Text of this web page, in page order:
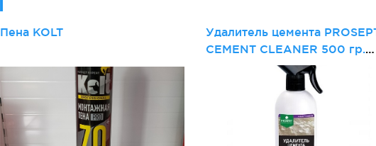
Пена KOLT
Удалитель цемента
CEMENT CLEANER 500 гр.
Готовый состав